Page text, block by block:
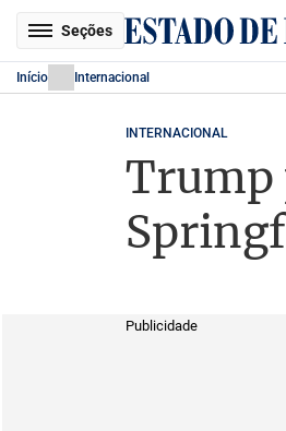
Seções
Início Internacional
INTERNACIONAL
Trump
Publicidade